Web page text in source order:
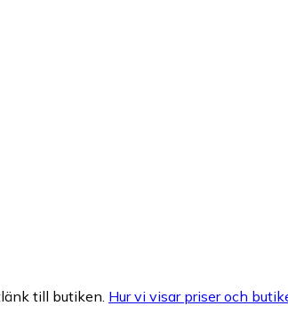
till butiken. Hur vi visar priser och